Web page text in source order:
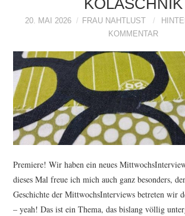
KOLASCHNIK
20. MAI 2026 FRAU NAHTLUST
KOMMENTAR
Premiere! Wir haben ein neues
dieses Mal freue ich mich auch ganz besonders,
Geschichte der MittwochsInterviews betreten wir
– yeah! Das ist ein Thema, das bislang völlig